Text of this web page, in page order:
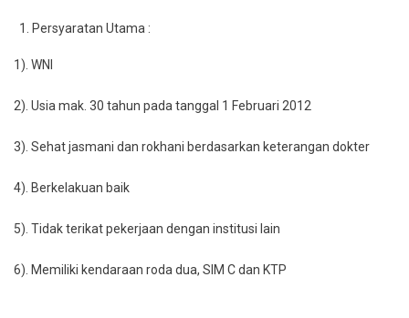
Persyaratan Utama :
1). WNI
2). Usia mak. 30 tahun pada tanggal 1 Februari 2012
3). Sehat jasmani dan rokhani berdasarkan keterangan dokter
4). Berkelakuan baik
5). Tidak terikat pekerjaan dengan institusi lain
6). Memiliki kendaraan roda dua, SIM C dan KTP